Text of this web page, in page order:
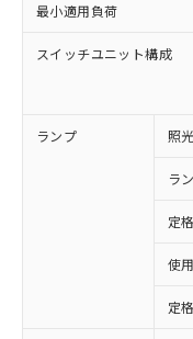
最小適用負荷
スイッチユニット構成
ランプ 照
ラ
定
使
定
対応済み
非含有に対